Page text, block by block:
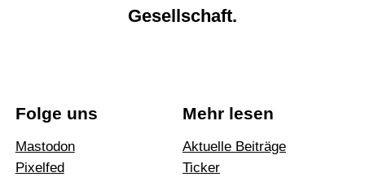
Gesellschaft.
Folge uns
Mastodon
Pixelfed
Mehr lesen
Aktuelle Beiträge
Ticker